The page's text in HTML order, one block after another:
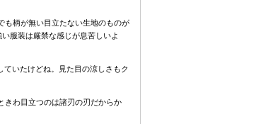
も柄が無い目立たない生地のものが
服装は厳禁な感じが息苦しいよ
いたけどね。見た目の涼しさもク
きわ目立つのは諸刃の刃だからか